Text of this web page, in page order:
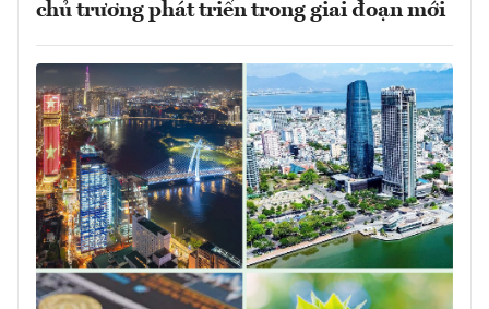
chủ trương phát triển trong giai đoạn mới